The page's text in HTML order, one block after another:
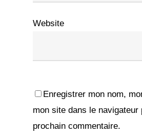
Website
Enregistrer mon nom,
mon site dans le navigateur
prochain commentaire.